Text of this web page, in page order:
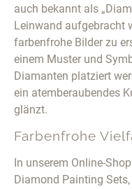
auch bekannt als
Leinwand aufgebracht
farbenfrohe Bilder zu
einem Muster und
Diamanten platziert
ein atemberaubendes
glänzt.
Farbenfrohe
In unserem Online-
Diamond Painting